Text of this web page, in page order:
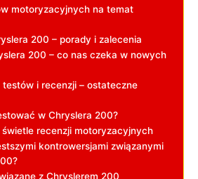
motoryzacyjnych na temat
200 – porady i zalecenia
200 – co nas czeka w nowych
testów i recenzji – ostateczne
w Chryslera 200?
recenzji motoryzacyjnych
kontrowersjami związanymi
z Chryslerem 200